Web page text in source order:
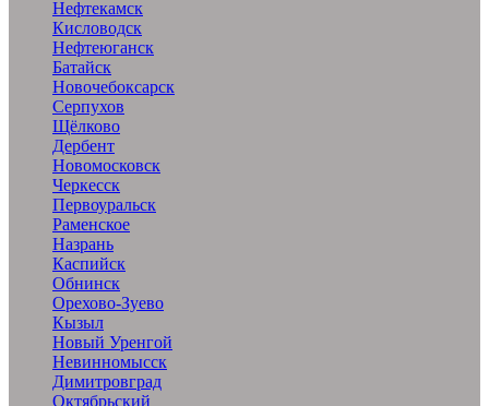
Нефтекамск
Кисловодск
Нефтеюганск
Батайск
Новочебоксарск
Серпухов
Щёлково
Дербент
Новомосковск
Черкесск
Первоуральск
Раменское
Назрань
Каспийск
Обнинск
Орехово-Зуево
Кызыл
Новый Уренгой
Невинномысск
Димитровград
Октябрьский